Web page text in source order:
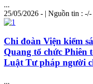
...
25/05/2026 - | Nguồn tin : -/-
Chi đoàn Viện kiểm
Quang tổ chức Phiên
Luật Tư pháp người
...